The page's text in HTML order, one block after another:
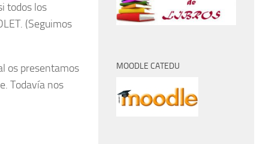
todos los
(Seguimos
os presentamos
Todavía nos
MOODLE CATEDU